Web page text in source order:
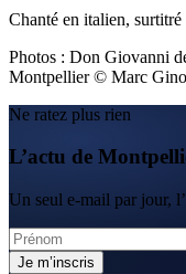
Chanté en italien,
Photos : Don Giovanni
Montpellier © Marc
Ne ratez plus rien
L’actu de
Un seul e-mail par jour,
Je m’inscris